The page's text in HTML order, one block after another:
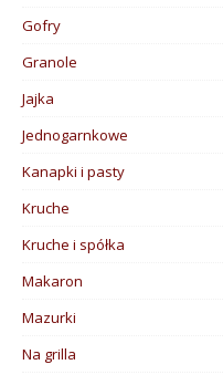
Gofry
Granole
Jajka
Jednogarnkowe
Kanapki i pasty
Kruche
Kruche i spółka
Makaron
Mazurki
Na grilla